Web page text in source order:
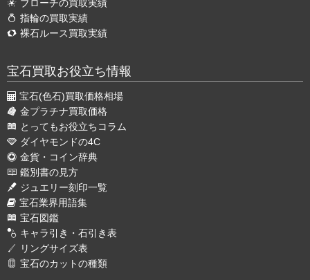
ブローチの買取実績
指輪の買取実績
裸石ルース買取実績
宝石買取お役立ち情報
宝石(色石)買取価格相場
金プラチナ買取価格
とってもお役立ちコラム
ダイヤモンドの4C
金貨・コイン辞典
鑑別書の見方
ジュエリー刻印一覧
宝石業界用語集
宝石図鑑
キャラ引き・石引き表
リングサイズ表
宝石のカットの種類